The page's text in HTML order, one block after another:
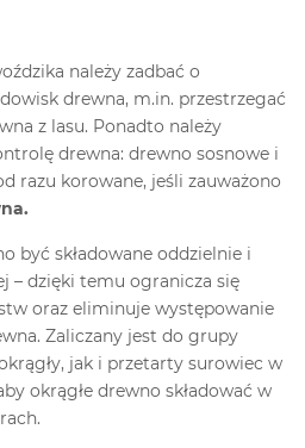
należy zadbać o
drewna, m.in. przestrzegać
z lasu. Ponadto należy
drewna: drewno sosnowe i
razu korowane, jeśli zauważono
być składowane oddzielnie i
– dzięki temu ogranicza się
oraz eliminuje występowanie
Zaliczany jest do grupy
jak i przetarty surowiec w
okrągłe drewno składować w